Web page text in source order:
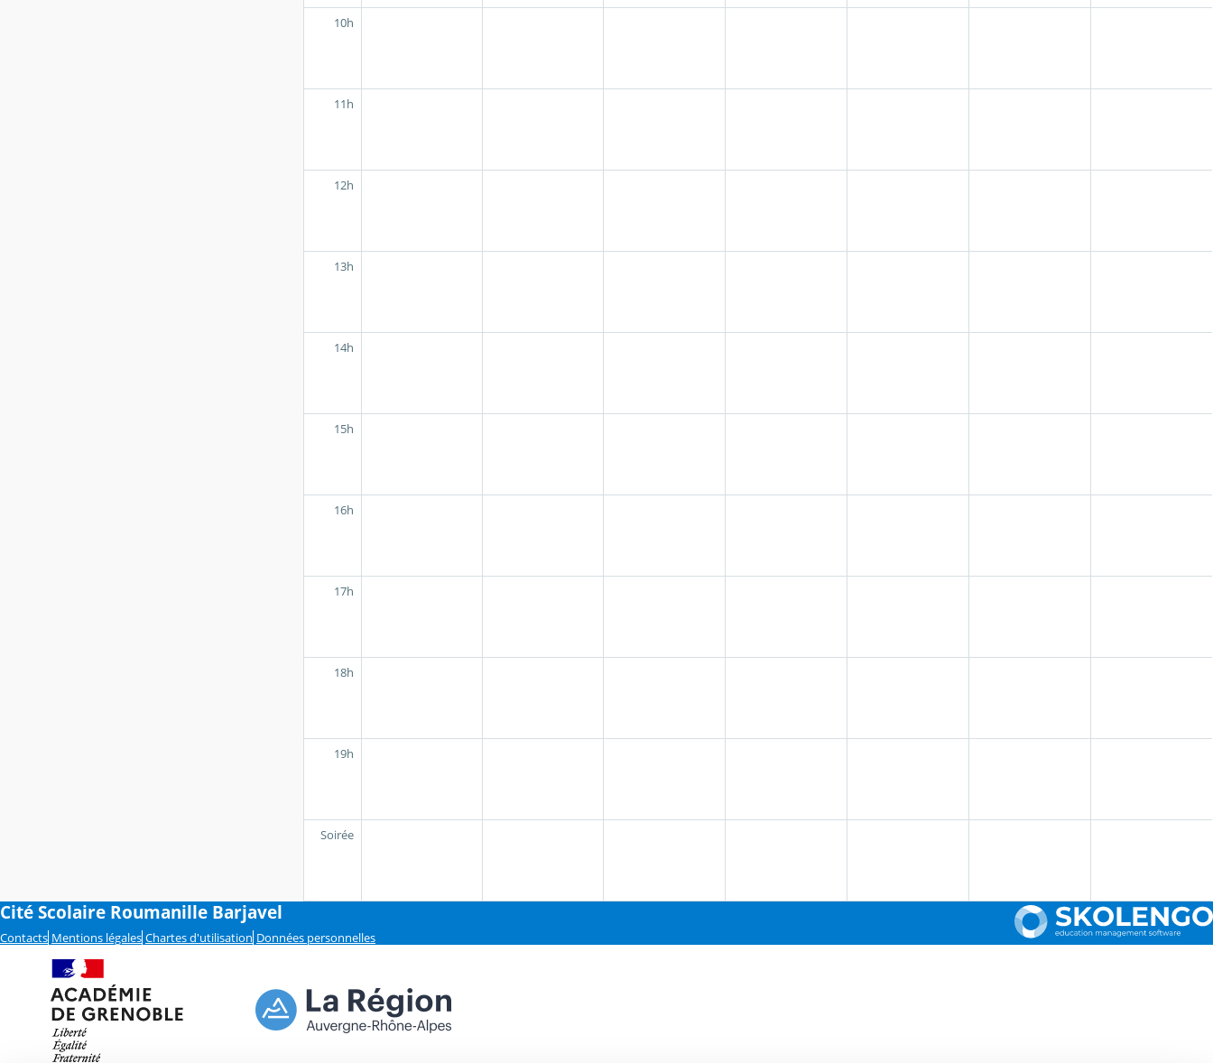
10h
11h
12h
13h
14h
15h
16h
17h
18h
19h
Soirée
Cité Scolaire Roumanille Barjavel
Contacts Mentions légales Chartes d'utilisation Données personnelles